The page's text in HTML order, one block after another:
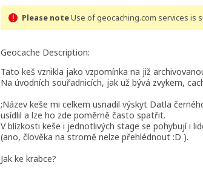
Please noteUse of geocaching.com services is
Geocache Description:
Tato keš vznikla jako vzpomínka na již
Na úvodních souřadnicích, jak už bývá zvykem,
;Název keše mi celkem usnadil výskyt Datla
usídlil a lze ho zde poměrně často spatřit.
V blízkosti keše i jednotlivých stage se pohybují i
(ano, člověka na stromě nelze přehlédnout :D ).
Jak ke krabce?